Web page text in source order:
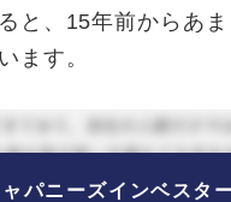
と、15年前からあ
ます。
パニーズインベスタ